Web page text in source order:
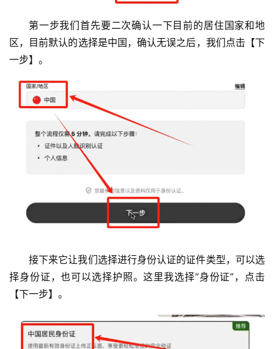
第一步我们首先要二次确认一下目前的居住国家和地
区，目前默认的选择是中国，确认无误之后，我们点击【下
一步】。
接下来它让我们选择进行身份认证的证件类型，可以选
择身份证，也可以选择护照。这里我选择“身份证”，点击
【下一步】。